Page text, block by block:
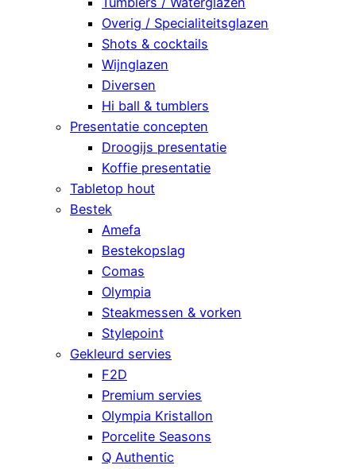
Overig / Specialiteitsglazen
Shots & cocktails
Wijnglazen
Diversen
Hi ball & tumblers
Presentatie concepten
Droogijs presentatie
Koffie presentatie
Tabletop hout
Bestek
Amefa
Bestekopslag
Comas
Olympia
Steakmessen & vorken
Stylepoint
Gekleurd servies
F2D
Premium servies
Olympia Kristallon
Porcelite Seasons
Q Authentic